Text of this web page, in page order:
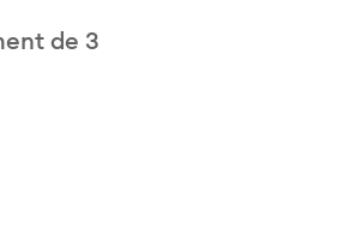
de 3